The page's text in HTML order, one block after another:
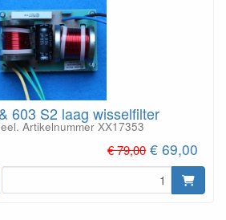
603 S2 laag wisselfilter
Artikelnummer XX17353
€ 79,00 € 69,00